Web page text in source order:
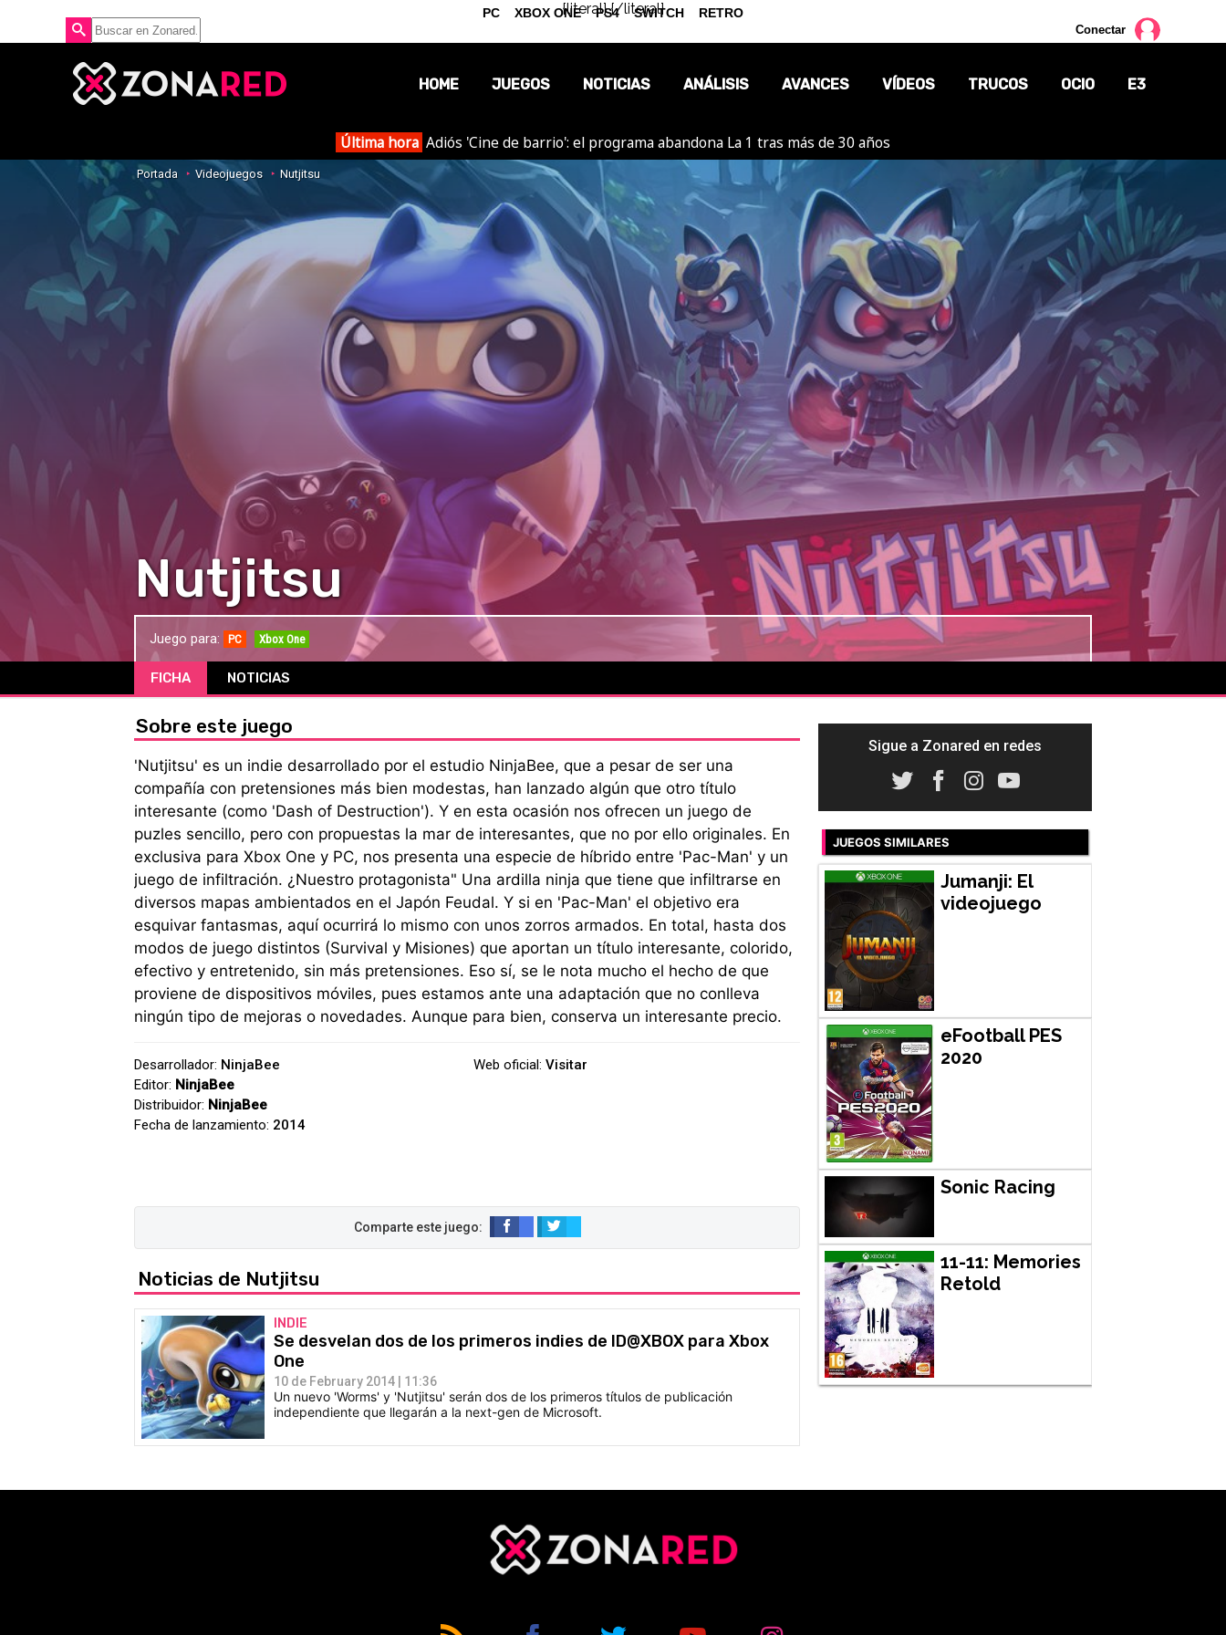
{literal}{/literal}
Conectar
HOME JUEGOS NOTICIAS
OPINIÓN
REPORTAJES
ANÁLISIS AVANCES VÍDEOS TRUCOS OCIO
TV
CÓMICS
MANGA
E3
Última hora Adiós 'Cine de barrio': el programa abandona La 1 tras más de 30 años
Portada Videojuegos Nutjitsu
Nutjitsu
Juego para: PC Xbox One
FICHA NOTICIAS
Sobre este juego
'Nutjitsu' es un indie desarrollado por el estudio NinjaBee, que a pesar de ser una
compañía con pretensiones más bien modestas, han lanzado algún que otro título
interesante (como 'Dash of Destruction'). Y en esta ocasión nos ofrecen un juego de
puzles sencillo, pero con propuestas la mar de interesantes, que no por ello originales. En
exclusiva para Xbox One y PC, nos presenta una especie de híbrido entre 'Pac-Man' y un
juego de infiltración. ¿Nuestro protagonista" Una ardilla ninja que tiene que infiltrarse en
diversos mapas ambientados en el Japón Feudal. Y si en 'Pac-Man' el objetivo era
esquivar fantasmas, aquí ocurrirá lo mismo con unos zorros armados. En total, hasta dos
modos de juego distintos (Survival y Misiones) que aportan un título interesante, colorido,
efectivo y entretenido, sin más pretensiones. Eso sí, se le nota mucho el hecho de que
proviene de dispositivos móviles, pues estamos ante una adaptación que no conlleva
ningún tipo de mejoras o novedades. Aunque para bien, conserva un interesante precio.
Desarrollador: NinjaBee
Editor: NinjaBee
Distribuidor: NinjaBee
Fecha de lanzamiento: 2014
Web oficial:Visitar
Noticias de Nutjitsu
INDIE
Se desvelan dos de los primeros indies de ID@XBOX para Xbox
One
10 de February 2014 | 11:36
Un nuevo 'Worms' y 'Nutjitsu' serán dos de los primeros títulos de publicación
independiente que llegarán a la next-gen de Microsoft.
Sigue a Zonared en redes
JUEGOS SIMILARES
Jumanji: El
videojuego
eFootball PES
2020
Sonic Racing
11-11: Memories
Retold
PC XBOX ONE PS4 SWITCH RETRO